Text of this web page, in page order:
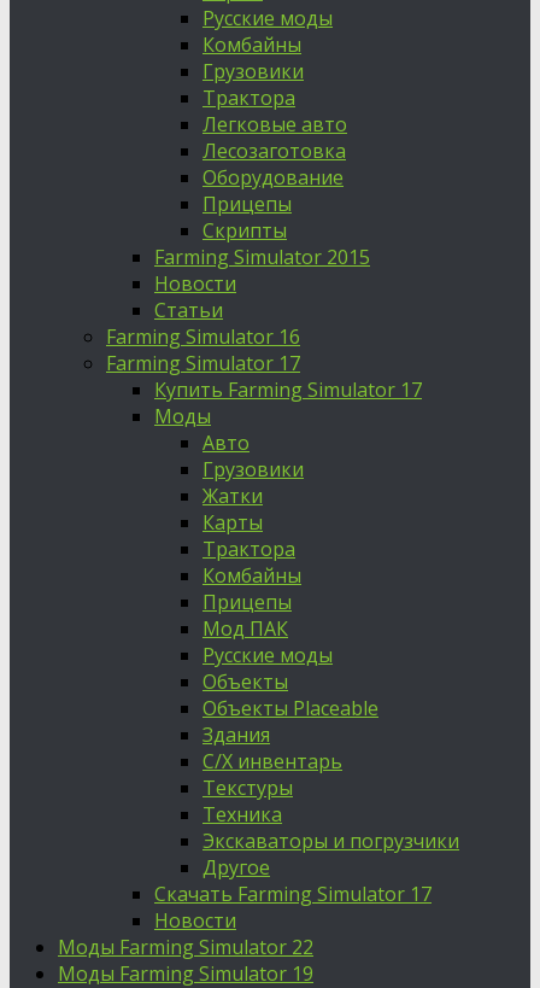
Русские моды
Комбайны
Грузовики
Трактора
Легковые авто
Лесозаготовка
Оборудование
Прицепы
Скрипты
Farming Simulator 2015
Новости
Статьи
Farming Simulator 16
Farming Simulator 17
Купить Farming Simulator 17
Моды
Авто
Грузовики
Жатки
Карты
Трактора
Комбайны
Прицепы
Мод ПАК
Русские моды
Объекты
Объекты Placeable
Здания
С/Х инвентарь
Текстуры
Техника
Экскаваторы и погрузчики
Другое
Скачать Farming Simulator 17
Новости
Моды Farming Simulator 22
Моды Farming Simulator 19